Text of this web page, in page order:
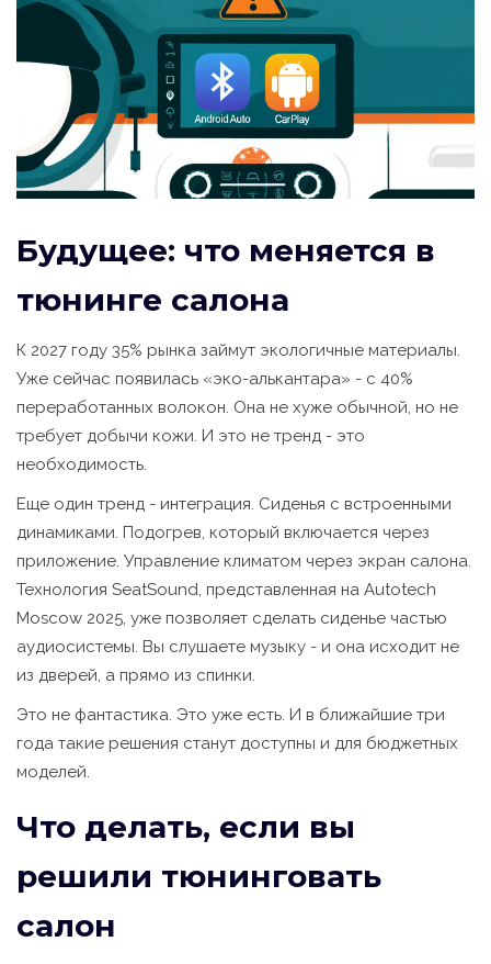
Будущее: что меняется в
тюнинге салона
К 2027 году 35% рынка займут экологичные материалы.
Уже сейчас появилась «эко-алькантара» - с 40%
переработанных волокон. Она не хуже обычной, но не
требует добычи кожи. И это не тренд - это
необходимость.
Еще один тренд - интеграция. Сиденья с встроенными
динамиками. Подогрев, который включается через
приложение. Управление климатом через экран салона.
Технология SeatSound, представленная на Autotech
Moscow 2025, уже позволяет сделать сиденье частью
аудиосистемы. Вы слушаете музыку - и она исходит не
из дверей, а прямо из спинки.
Это не фантастика. Это уже есть. И в ближайшие три
года такие решения станут доступны и для бюджетных
моделей.
Что делать, если вы
решили тюнинговать
салон